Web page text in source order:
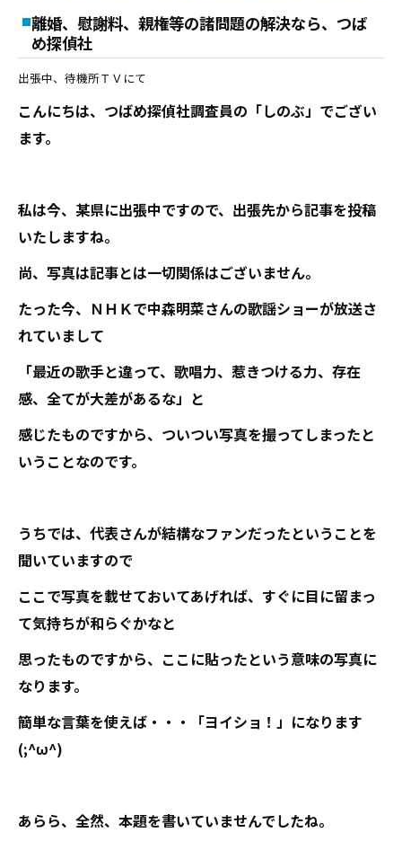
離婚、慰謝料、親権等の諸問題の解決なら、つば
め探偵社
出張中、待機所ＴＶにて
こんにちは、つばめ探偵社調査員の「しのぶ」でござい
ます。
私は今、某県に出張中ですので、出張先から記事を投稿
いたしますね。
尚、写真は記事とは一切関係はございません。
たった今、ＮＨＫで中森明菜さんの歌謡ショーが放送さ
れていまして
「最近の歌手と違って、歌唱力、惹きつける力、存在
感、全てが大差があるな」と
感じたものですから、ついつい写真を撮ってしまったと
いうことなのです。
うちでは、代表さんが結構なファンだったということを
聞いていますので
ここで写真を載せておいてあげれば、すぐに目に留まっ
て気持ちが和らぐかなと
思ったものですから、ここに貼ったという意味の写真に
なります。
簡単な言葉を使えば・・・「ヨイショ！」になります
(;^ω^)
あらら、全然、本題を書いていませんでしたね。